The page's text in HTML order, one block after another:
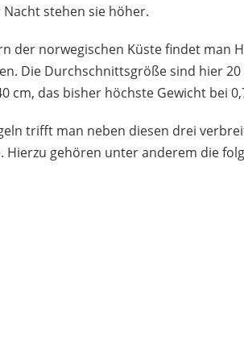
stehen sie höher.
der norwegischen Küste findet man
Die Durchschnittsgröße sind hier
cm, das bisher höchste Gewicht bei
trifft man neben diesen drei
Hierzu gehören unter anderem die